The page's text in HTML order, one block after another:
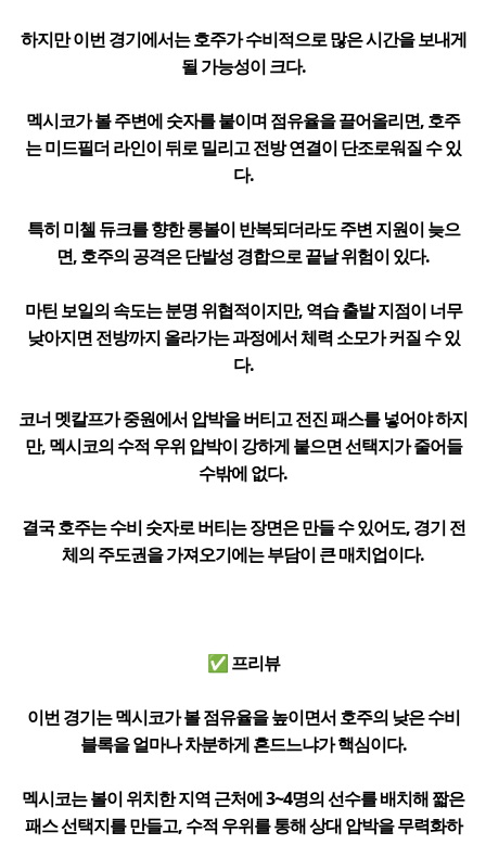
하지만 이번 경기에서는 호주가 수비적으로 많은 시간을 보내게
될 가능성이 크다.
멕시코가 볼 주변에 숫자를 붙이며 점유율을 끌어올리면, 호주
는 미드필더 라인이 뒤로 밀리고 전방 연결이 단조로워질 수 있
다.
특히 미첼 듀크를 향한 롱볼이 반복되더라도 주변 지원이 늦으
면, 호주의 공격은 단발성 경합으로 끝날 위험이 있다.
마틴 보일의 속도는 분명 위협적이지만, 역습 출발 지점이 너무
낮아지면 전방까지 올라가는 과정에서 체력 소모가 커질 수 있
다.
코너 멧칼프가 중원에서 압박을 버티고 전진 패스를 넣어야 하지
만, 멕시코의 수적 우위 압박이 강하게 붙으면 선택지가 줄어들
수밖에 없다.
결국 호주는 수비 숫자로 버티는 장면은 만들 수 있어도, 경기 전
체의 주도권을 가져오기에는 부담이 큰 매치업이다.
✅ 프리뷰
이번 경기는 멕시코가 볼 점유율을 높이면서 호주의 낮은 수비
블록을 얼마나 차분하게 흔드느냐가 핵심이다.
멕시코는 볼이 위치한 지역 근처에 3~4명의 선수를 배치해 짧은
패스 선택지를 만들고, 수적 우위를 통해 상대 압박을 무력화하